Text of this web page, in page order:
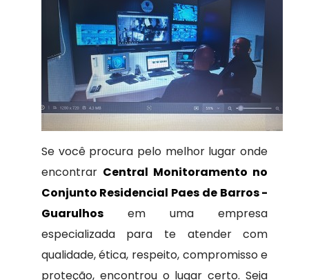
Se você procura pelo melhor lugar onde
encontrar Central Monitoramento no
Conjunto Residencial Paes de Barros -
Guarulhosem uma empresa
especializada para te atender com
qualidade, ética, respeito, compromisso e
proteção, encontrou o lugar certo. Seja